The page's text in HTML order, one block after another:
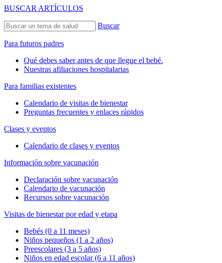
BUSCAR ARTÍCULOS
Buscar
Para futuros padres
Qué debes saber antes de que llegue el bebé.
Nuestras afiliaciones hospitalarias
Para familias existentes
Calendario de visitas de bienestar
Preguntas frecuentes y enlaces rápidos
Clases y eventos
Calendario de clases y eventos
Información sobre vacunación
Declaración sobre vacunación
Calendario de vacunación
Recursos sobre vacunación
Visitas de bienestar por edad y etapa
Bebés (0 a 11 meses)
Niños pequeños (1 a 2 años)
Preescolares (3 a 5 años)
Niños en edad escolar (6 a 11 años)